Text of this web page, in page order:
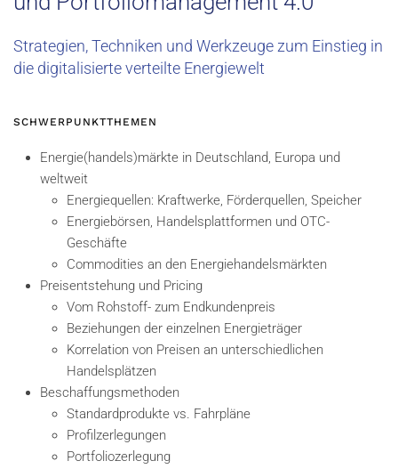
Strategien, Techniken und Werkzeuge zum Einstieg in
die digitalisierte verteilte Energiewelt
SCHWERPUNKTTHEMEN
Energie(handels)märkte in Deutschland, Europa und
weltweit
Energiequellen: Kraftwerke, Förderquellen, Speicher
Energiebörsen, Handelsplattformen und OTC-
Geschäfte
Commodities an den Energiehandelsmärkten
Preisentstehung und Pricing
Vom Rohstoff- zum Endkundenpreis
Beziehungen der einzelnen Energieträger
Korrelation von Preisen an unterschiedlichen
Handelsplätzen
Beschaffungsmethoden
Standardprodukte vs. Fahrpläne
Profilzerlegungen
Portfoliozerlegung